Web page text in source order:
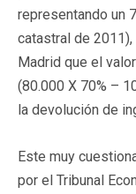
representando un
catastral de
Madrid que el
(80.000 X 70% –
la devolución de
Este muy
por el Tribunal